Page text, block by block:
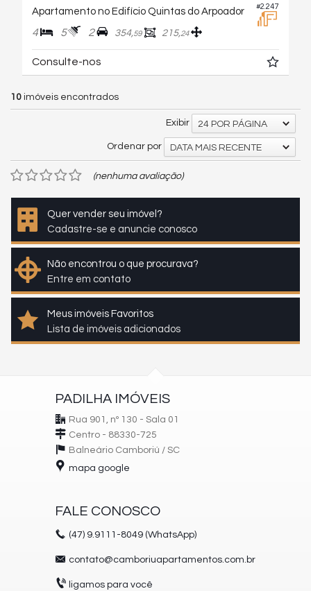
#2.247
Apartamento no Edifício Quintas do Arpoador
4 5 2 354,59 215,24
Consulte-nos
10 imóveis encontrados
Exibir 24 POR PÁGINA
Ordenar por DATA MAIS RECENTE
(nenhuma avaliação)
Quer vender seu imóvel?
Cadastre-se e anuncie conosco
Não encontrou o que procurava?
Entre em contato
Meus imóveis Favoritos
Lista de imóveis adicionados
PADILHA IMÓVEIS
Rua 901, nº 130 - Sala 01
Centro - 88330-725
Balneário Camboriú / SC
mapa google
FALE CONOSCO
(47) 9.9111-8049 (WhatsApp)
contato@camboriuapartamentos.com.br
ligamos para você